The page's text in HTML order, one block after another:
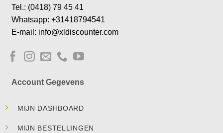
Tel.: (0418) 79 45 41
Whatsapp: +31418794541
E-mail: info@xldiscounter.com
Account Gegevens
MIJN DASHBOARD
MIJN BESTELLINGEN